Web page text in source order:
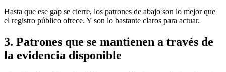
Hasta que ese gap se cierre, los patrones de abajo son lo mejor que
el registro público ofrece. Y son lo bastante claros para actuar.
3. Patrones que se mantienen a través de
la evidencia disponible